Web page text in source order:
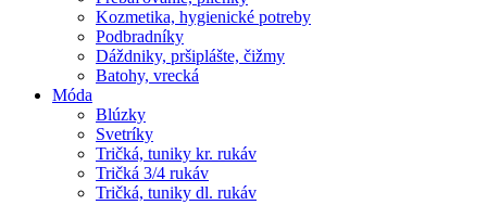
Kozmetika, hygienické potreby
Podbradníky
Dáždniky, pršiplášte, čižmy
Batohy, vrecká
Móda
Blúzky
Svetríky
Tričká, tuniky kr. rukáv
Tričká 3/4 rukáv
Tričká, tuniky dl. rukáv